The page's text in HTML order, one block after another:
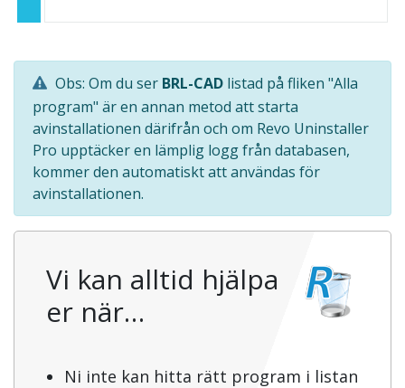
Obs: Om du ser BRL-CAD listad på fliken "Alla
program" är en annan metod att starta
avinstallationen därifrån och om Revo Uninstaller
Pro upptäcker en lämplig logg från databasen,
kommer den automatiskt att användas för
avinstallationen.
Vi kan alltid hjälpa
er när…
Ni inte kan hitta rätt program i listan